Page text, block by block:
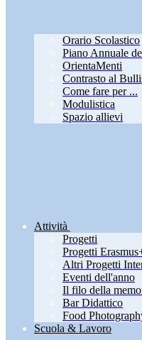
Orario Scolastico
Piano Annuale
OrientaMenti
Contrasto al
Come fare per ...
Modulistica
Spazio allievi
Attività
Progetti
Progetti
Altri Progetti
Eventi dell'anno
Il filo della
Bar Didattico
Food
Scuola & Lavoro